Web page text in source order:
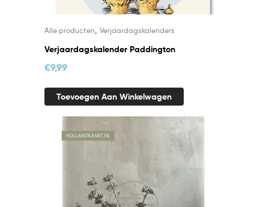
Alle producten Verjaardagskalenders
Verjaardagskalender Paddington
€9,99
Toevoegen Aan Winkelwagen